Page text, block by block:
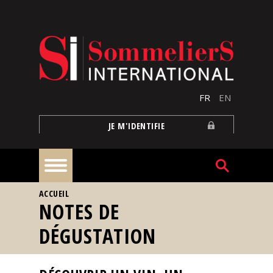
FR EN
JE M'IDENTIFIE
À
la
une
Reportages
VOUS ÊTES ICI
ACCUEIL
NOTES DE
DÉGUSTATION